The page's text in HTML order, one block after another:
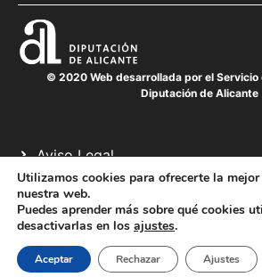
© 2020 Web desarrollada por el
Diputación de Alicante
Aviso Legal
Política de cookies
Política de privacidad
Utilizamos cookies para ofrecerte la mejor
nuestra web.
Puedes aprender más sobre qué cookies
desactivarlas en los ajustes.
Aceptar Rechazar Ajustes